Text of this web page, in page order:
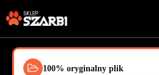
100% oryginalny plik